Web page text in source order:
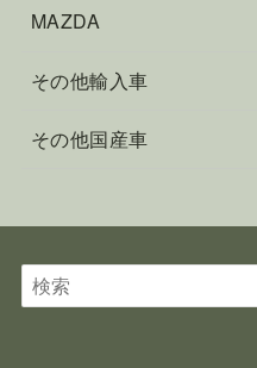
MAZDA
その他輸入車
その他国産車
検
索